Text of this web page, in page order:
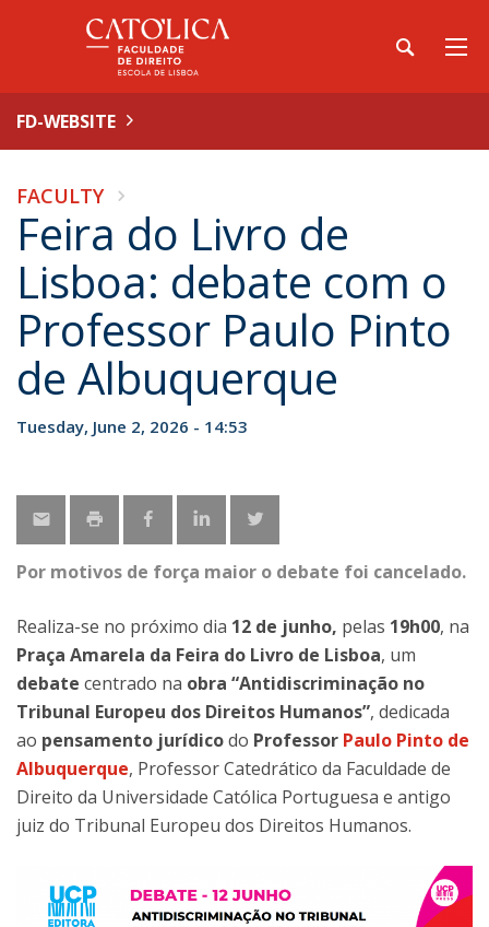
FD-WEBSITE
FACULTY
Feira do Livro de
Lisboa: debate com o
Professor Paulo Pinto
de Albuquerque
Tuesday, June 2, 2026 - 14:53
Por motivos de força maior o debate foi cancelado.
Realiza-se no próximo dia 12 de junho, pelas 19h00, na
Praça Amarela da Feira do Livro de Lisboa, um
debate centrado na obra “Antidiscriminação no
Tribunal Europeu dos Direitos Humanos”, dedicada
ao pensamento jurídicodo Professor Paulo Pinto de
Albuquerque, Professor Catedrático da Faculdade de
Direito da Universidade Católica Portuguesa e antigo
juiz do Tribunal Europeu dos Direitos Humanos.